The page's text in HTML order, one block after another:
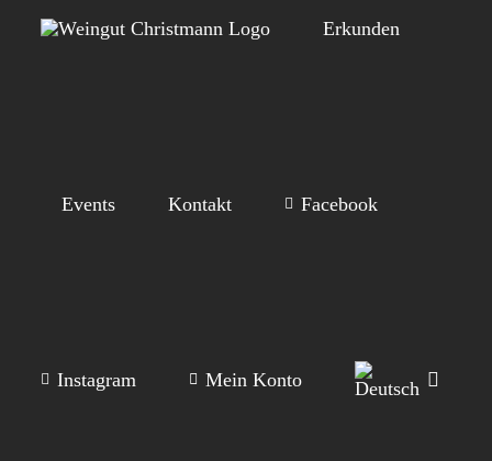
Erkunden
Events Kontakt Facebook
Instagram Mein Konto